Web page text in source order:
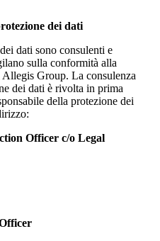
dei dati
dati sono consulenti e
sulla conformità alla
Group. La consulenza
dei dati è rivolta in prima
della protezione dei
Officer c/o Legal